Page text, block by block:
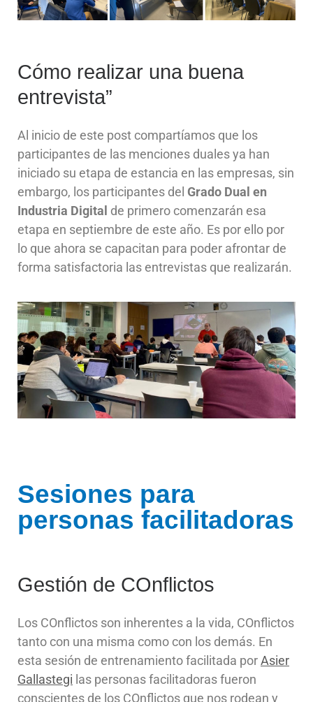
Cómo realizar una buena
entrevista”
Al inicio de este post compartíamos que los
participantes de las menciones duales ya han
iniciado su etapa de estancia en las empresas, sin
embargo, los participantes del Grado Dual en
Industria Digital de primero comenzarán esa
etapa en septiembre de este año. Es por ello por
lo que ahora se capacitan para poder afrontar de
forma satisfactoria las entrevistas que realizarán.
Sesiones para
personas facilitadoras
Gestión de COnflictos
Los COnflictos son inherentes a la vida, COnflictos
tanto con una misma como con los demás. En
esta sesión de entrenamiento facilitada porAsier
Gallastegi las personas facilitadoras fueron
conscientes de los COnflictos que nos rodean y